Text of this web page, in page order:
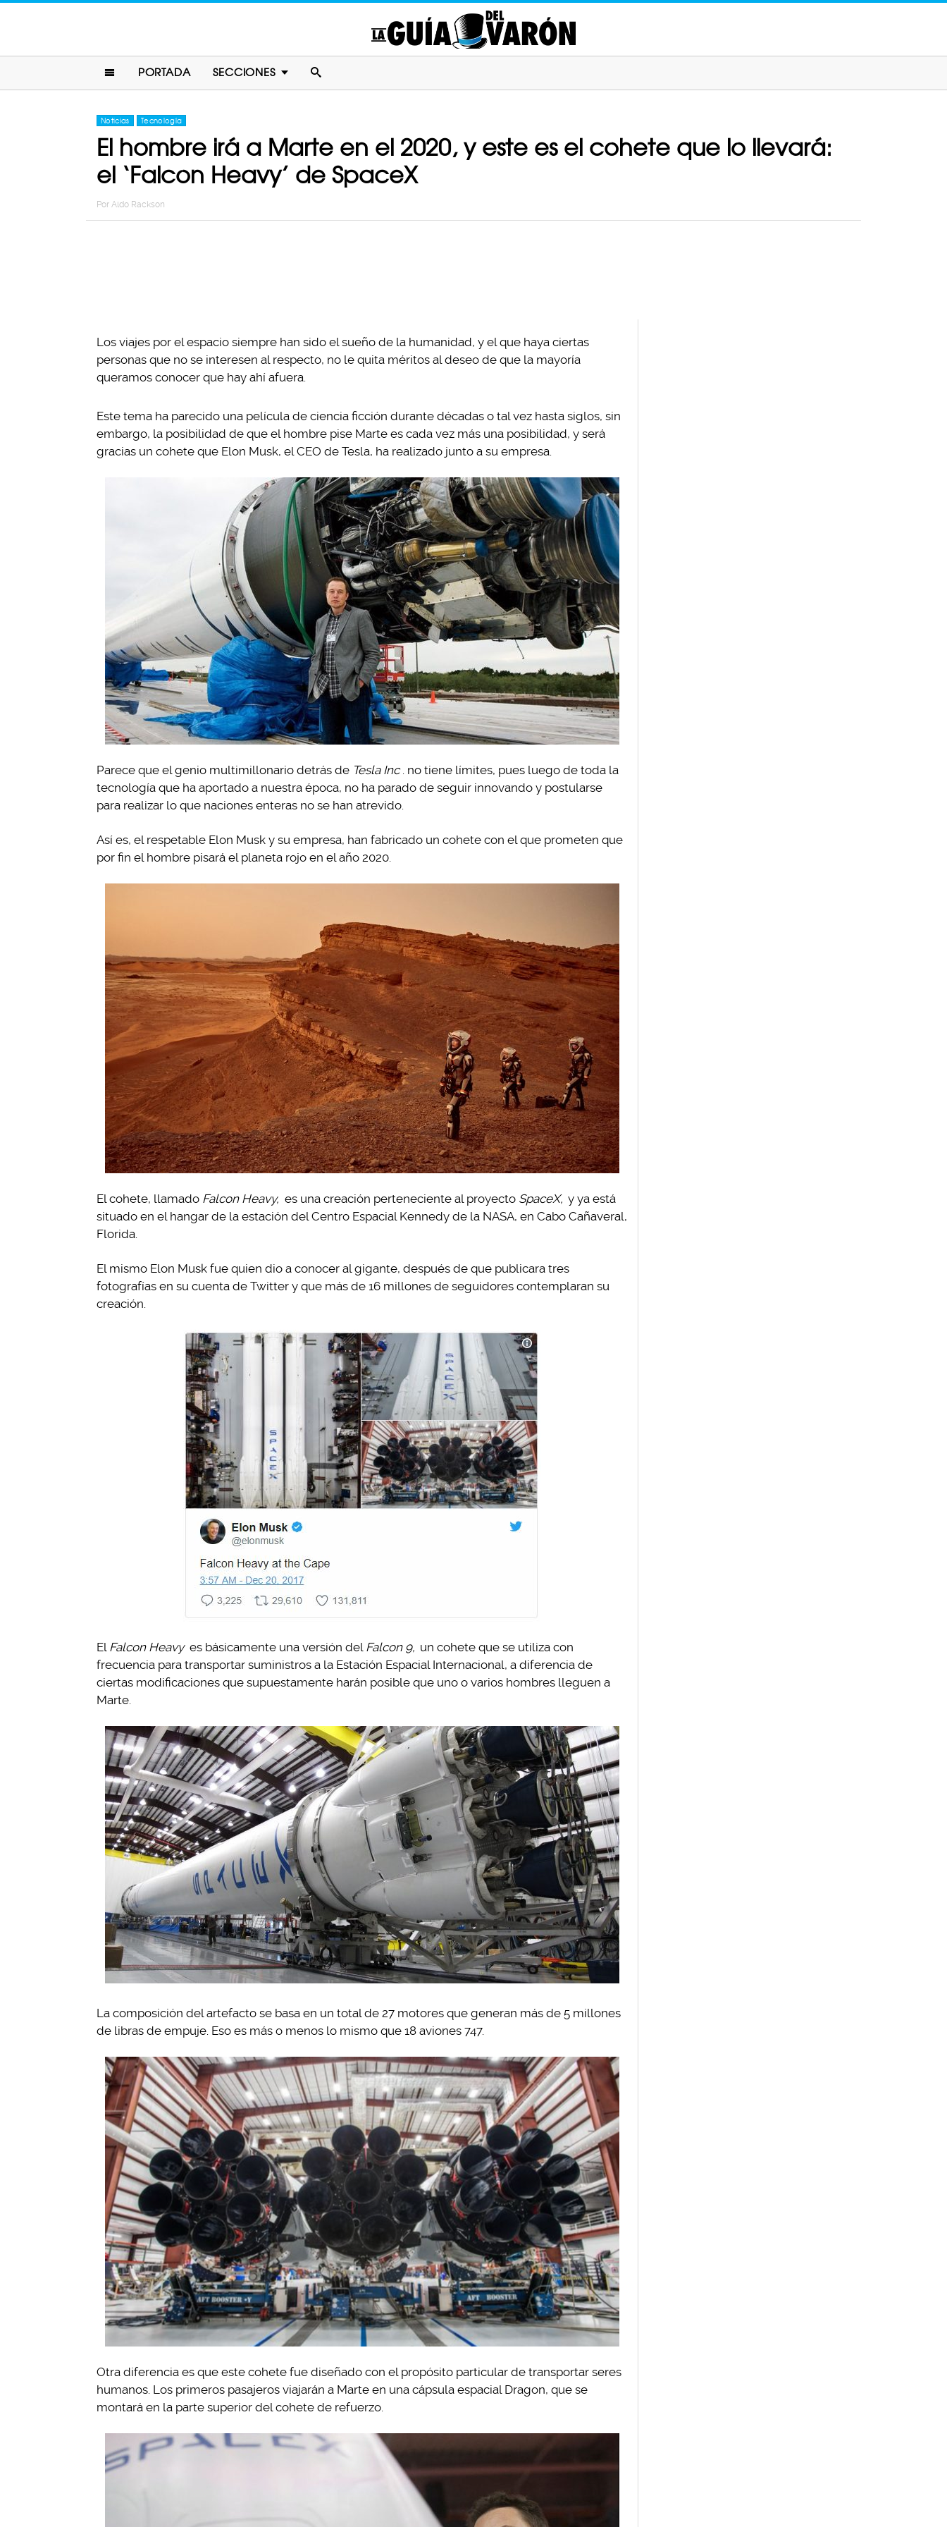
PORTADA SECCIONES
Noticias Tecnología
El hombre irá a Marte en el 2020, y este es el cohete que lo llevará:
el ‘Falcon Heavy’ de SpaceX
Por Aldo Rackson
Los viajes por el espacio siempre han sido el sueño de la humanidad, y el que haya ciertas
personas que no se interesen al respecto, no le quita méritos al deseo de que la mayoría
queramos conocer que hay ahí afuera.
Este tema ha parecido una película de ciencia ficción durante décadas o tal vez hasta siglos, sin
embargo, la posibilidad de que el hombre pise Marte es cada vez más una posibilidad, y será
gracias un cohete que Elon Musk, el CEO de Tesla, ha realizado junto a su empresa.
Parece que el genio multimillonario detrás de Tesla Inc . no tiene límites, pues luego de toda la
tecnología que ha aportado a nuestra época, no ha parado de seguir innovando y postularse
para realizar lo que naciones enteras no se han atrevido.
Así es, el respetable Elon Musk y su empresa, han fabricado un cohete con el que prometen que
por fin el hombre pisará el planeta rojo en el año 2020.
El cohete, llamado Falcon Heavy, es una creación perteneciente al proyecto SpaceX, y ya está
situado en el hangar de la estación del Centro Espacial Kennedy de la NASA, en Cabo Cañaveral,
Florida.
El mismo Elon Musk fue quien dio a conocer al gigante, después de que publicara tres
fotografías en su cuenta de Twitter y que más de 16 millones de seguidores contemplaran su
creación.
El Falcon Heavy es básicamente una versión del Falcon 9, un cohete que se utiliza con
frecuencia para transportar suministros a la Estación Espacial Internacional, a diferencia de
ciertas modificaciones que supuestamente harán posible que uno o varios hombres lleguen a
Marte.
La composición del artefacto se basa en un total de 27 motores que generan más de 5 millones
de libras de empuje. Eso es más o menos lo mismo que 18 aviones 747.
Otra diferencia es que este cohete fue diseñado con el propósito particular de transportar seres
humanos. Los primeros pasajeros viajarán a Marte en una cápsula espacial Dragon, que se
montará en la parte superior del cohete de refuerzo.